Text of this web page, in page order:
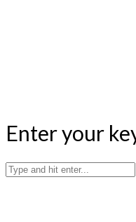
Enter your